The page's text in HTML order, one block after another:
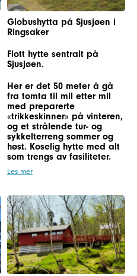
Globushytta på Sjusjøen i
Ringsaker
Flott hytte sentralt på
Sjusjøen.
Her er det 50 meter å gå
fra tomta til mil etter mil
med preparerte
«trikkeskinner» på vinteren,
og et strålende tur- og
sykkelterreng sommer og
høst. Koselig hytte med alt
som trengs av fasiliteter.
Les mer